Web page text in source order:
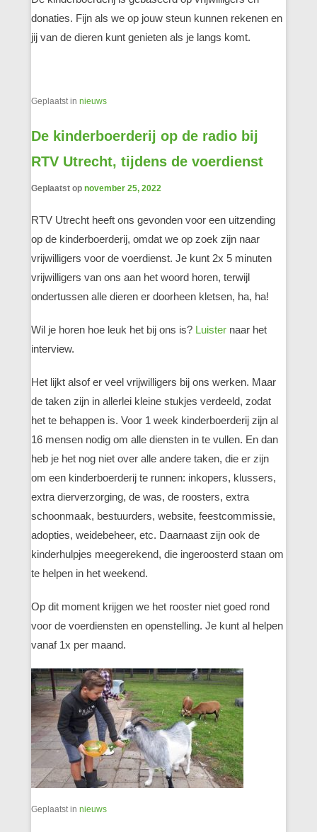
donaties. Fijn als we op jouw steun kunnen rekenen en
jij van de dieren kunt genieten als je langs komt.
Geplaatst in nieuws
De kinderboerderij op de radio bij
RTV Utrecht, tijdens de voerdienst
Geplaatst op november 25, 2022
RTV Utrecht heeft ons gevonden voor een uitzending
op de kinderboerderij, omdat we op zoek zijn naar
vrijwilligers voor de voerdienst. Je kunt 2x 5 minuten
vrijwilligers van ons aan het woord horen, terwijl
ondertussen alle dieren er doorheen kletsen, ha, ha!
Wil je horen hoe leuk het bij ons is? Luister naar het
interview.
Het lijkt alsof er veel vrijwilligers bij ons werken. Maar
de taken zijn in allerlei kleine stukjes verdeeld, zodat
het te behappen is. Voor 1 week kinderboerderij zijn al
16 mensen nodig om alle diensten in te vullen. En dan
heb je het nog niet over alle andere taken, die er zijn
om een kinderboerderij te runnen: inkopers, klussers,
extra dierverzorging, de was, de roosters, extra
schoonmaak, bestuurders, website, feestcommissie,
adopties, weidebeheer, etc. Daarnaast zijn ook de
kinderhulpjes meegerekend, die ingeroosterd staan om
te helpen in het weekend.
Op dit moment krijgen we het rooster niet goed rond
voor de voerdiensten en openstelling. Je kunt al helpen
vanaf 1x per maand.
Geplaatst in nieuws